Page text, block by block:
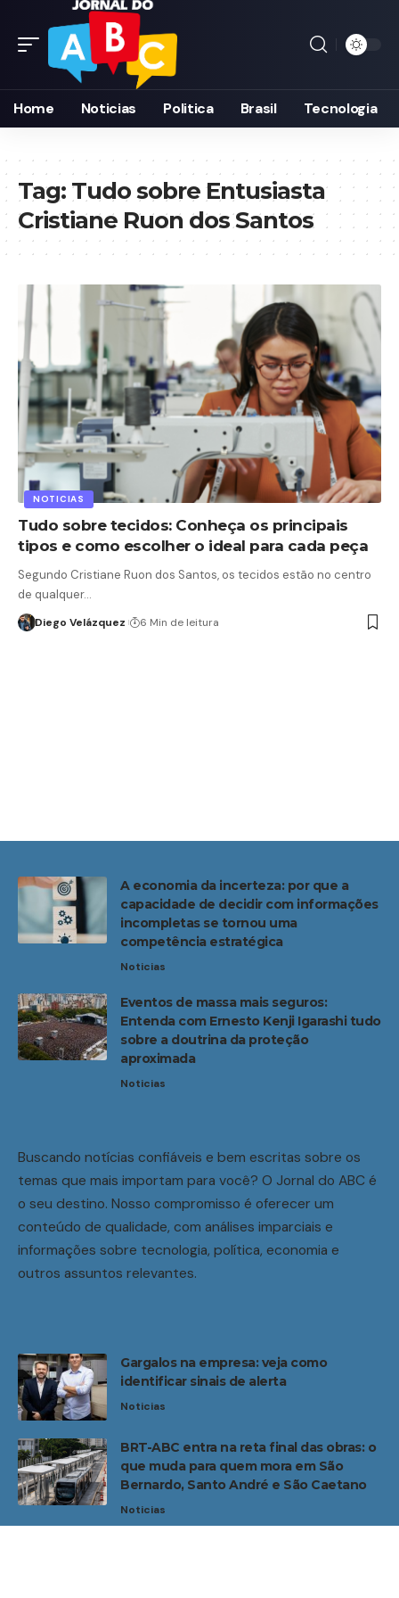
Home Noticias Politica Brasil Tecnologia
Tag: Tudo sobre Entusiasta
Cristiane Ruon dos Santos
NOTICIAS
Tudo sobre tecidos: Conheça os principais
tipos e como escolher o ideal para cada peça
Segundo Cristiane Ruon dos Santos, os tecidos estão no centro
de qualquer…
Diego Velázquez 6 Min de leitura
A economia da incerteza: por que a
capacidade de decidir com informações
incompletas se tornou uma
competência estratégica
Noticias
Eventos de massa mais seguros:
Entenda com Ernesto Kenji Igarashi tudo
sobre a doutrina da proteção
aproximada
Noticias
Buscando notícias confiáveis e bem escritas sobre os
temas que mais importam para você? O Jornal do ABC é
o seu destino. Nosso compromisso é oferecer um
conteúdo de qualidade, com análises imparciais e
informações sobre tecnologia, política, economia e
outros assuntos relevantes.
Gargalos na empresa: veja como
identificar sinais de alerta
Noticias
BRT-ABC entra na reta final das obras: o
que muda para quem mora em São
Bernardo, Santo André e São Caetano
Noticias